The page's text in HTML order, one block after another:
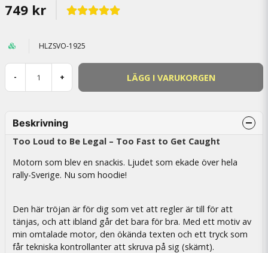
749 kr
HLZSVO-1925
- + LÄGG I VARUKORGEN
Beskrivning
Too Loud to Be Legal – Too Fast to Get Caught
Motorn som blev en snackis. Ljudet som ekade över hela
rally-Sverige. Nu som hoodie!
Den här tröjan är för dig som vet att regler är till för att
tänjas, och att ibland går det bara för bra. Med ett motiv av
min omtalade motor, den ökända texten och ett tryck som
får tekniska kontrollanter att skruva på sig (skämt).